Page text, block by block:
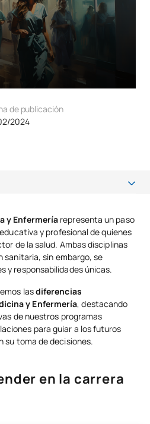
de publicación
2024
enfermería?
en cuanto a los años de
de medicina?
en enfermería?
y Enfermería representa un paso
y profesional de quienes
de la salud. Ambas disciplinas
sanitaria, sin embargo, se
y responsabilidades únicas.
lasdiferencias
y Enfermería, destacando
de nuestros programas
para guiar a los futuros
su toma de decisiones.
en la carrera